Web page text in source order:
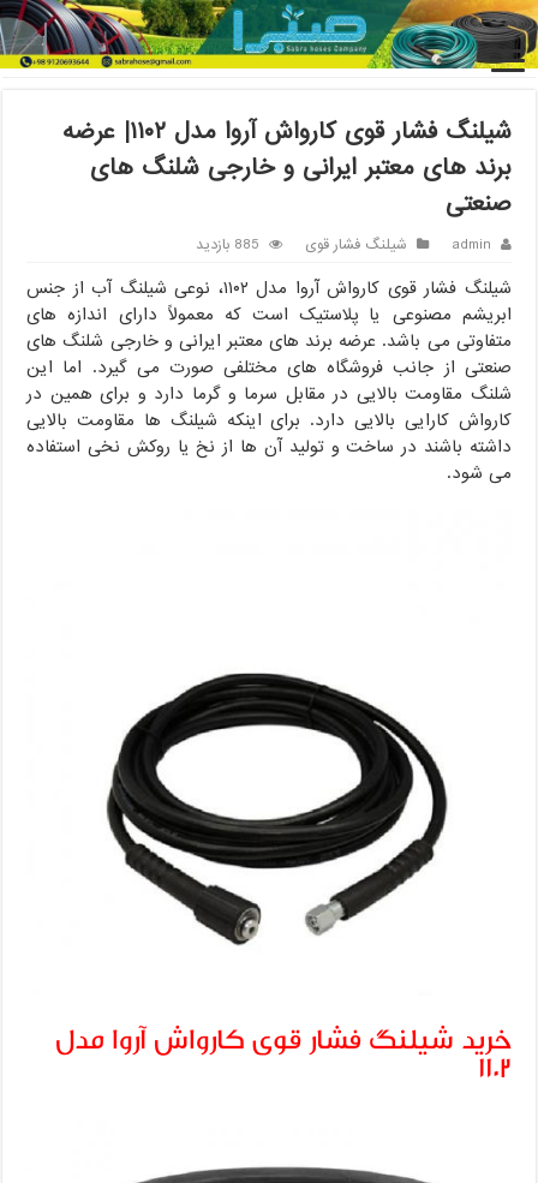
خانه / شیلنگ فشار قوی /
شیلنگ فشار قوی کارواش آروا مدل ۱۱۰۲| عرضه
برند های معتبر ایرانی و خارجی شلنگ های صنعتی
شیلنگ فشار قوی کارواش آروا مدل ۱۱۰۲| عرضه
برند های معتبر ایرانی و خارجی شلنگ های
صنعتی
admin شیلنگ فشار قوی 885 بازدید
شیلنگ فشار قوی کارواش آروا مدل ۱۱۰۲، نوعی شیلنگ آب از جنس
ابریشم مصنوعی یا پلاستیک است که معمولاً دارای اندازه های
متفاوتی می باشد. عرضه برند های معتبر ایرانی و خارجی شلنگ های
صنعتی از جانب فروشگاه های مختلفی صورت می گیرد. اما این
شلنگ مقاومت بالایی در مقابل سرما و گرما دارد و برای همین در
کارواش کارایی بالایی دارد. برای اینکه شیلنگ ها مقاومت بالایی
داشته باشند در ساخت و تولید آن ها از نخ یا روکش نخی استفاده
می شود.
خرید شیلنگ فشار قوی کارواش آروا مدل
۱۱۰۲